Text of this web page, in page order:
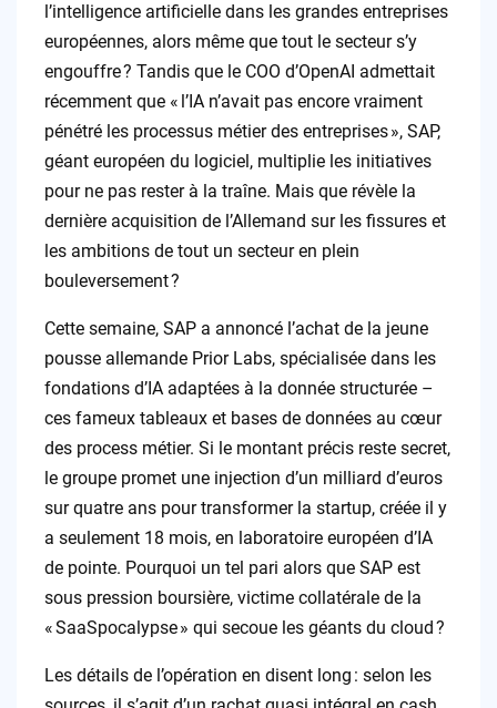
l’intelligence artificielle dans les grandes entreprises
européennes, alors même que tout le secteur s’y
engouffre ? Tandis que le COO d’OpenAI admettait
récemment que « l’IA n’avait pas encore vraiment
pénétré les processus métier des entreprises », SAP,
géant européen du logiciel, multiplie les initiatives
pour ne pas rester à la traîne. Mais que révèle la
dernière acquisition de l’Allemand sur les fissures et
les ambitions de tout un secteur en plein
bouleversement ?
Cette semaine, SAP a annoncé l’achat de la jeune
pousse allemande Prior Labs, spécialisée dans les
fondations d’IA adaptées à la donnée structurée –
ces fameux tableaux et bases de données au cœur
des process métier. Si le montant précis reste secret,
le groupe promet une injection d’un milliard d’euros
sur quatre ans pour transformer la startup, créée il y
a seulement 18 mois, en laboratoire européen d’IA
de pointe. Pourquoi un tel pari alors que SAP est
sous pression boursière, victime collatérale de la
« SaaSpocalypse » qui secoue les géants du cloud ?
Les détails de l’opération en disent long : selon les